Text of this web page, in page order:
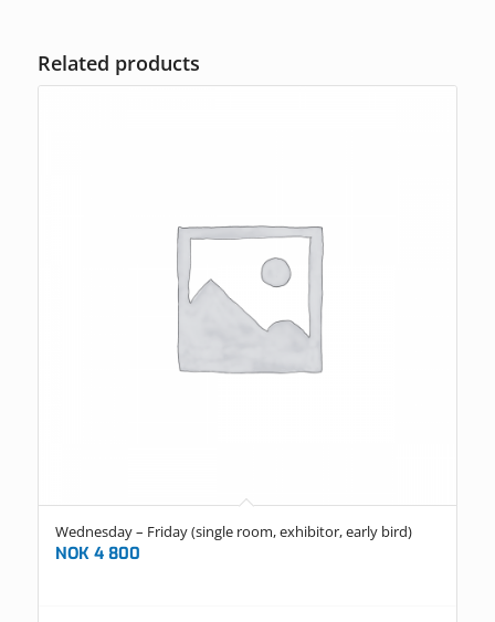
Related products
Wednesday – Friday (single room, exhibitor, early bird)
NOK4 800